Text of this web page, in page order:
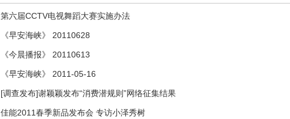
第六届CCTV电视舞蹈大赛实施办法
《早安海峡》 20110628
《今晨播报》 20110613
《早安海峡》 2011-05-16
[调查发布]谢颖颖发布“消费潜规则”网络征集结果
佳能2011春季新品发布会 专访小泽秀树